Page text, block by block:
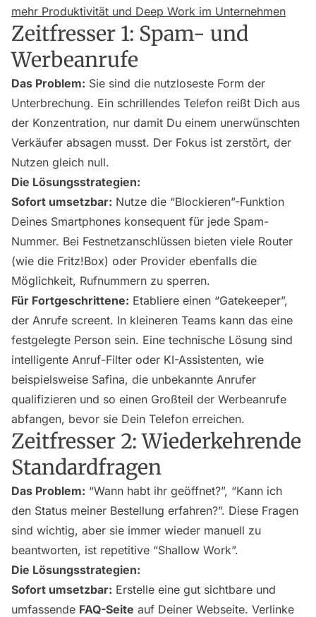
mehr Produktivität und Deep Work im Unternehmen
Zeitfresser 1: Spam- und
Werbeanrufe
Das Problem: Sie sind die nutzloseste Form der
Unterbrechung. Ein schrillendes Telefon reißt Dich aus
der Konzentration, nur damit Du einem unerwünschten
Verkäufer absagen musst. Der Fokus ist zerstört, der
Nutzen gleich null.
Die Lösungsstrategien:
Sofort umsetzbar: Nutze die “Blockieren”-Funktion
Deines Smartphones konsequent für jede Spam-
Nummer. Bei Festnetzanschlüssen bieten viele Router
(wie die Fritz!Box) oder Provider ebenfalls die
Möglichkeit, Rufnummern zu sperren.
Für Fortgeschrittene: Etabliere einen “Gatekeeper”,
der Anrufe screent. In kleineren Teams kann das eine
festgelegte Person sein. Eine technische Lösung sind
intelligente Anruf-Filter oder KI-Assistenten, wie
beispielsweise Safina, die unbekannte Anrufer
qualifizieren und so einen Großteil der Werbeanrufe
abfangen, bevor sie Dein Telefon erreichen.
Zeitfresser 2: Wiederkehrende
Standardfragen
Das Problem: “Wann habt ihr geöffnet?”, “Kann ich
den Status meiner Bestellung erfahren?”. Diese Fragen
sind wichtig, aber sie immer wieder manuell zu
beantworten, ist repetitive “Shallow Work”.
Die Lösungsstrategien:
Sofort umsetzbar: Erstelle eine gut sichtbare und
umfassende FAQ-Seite auf Deiner Webseite. Verlinke